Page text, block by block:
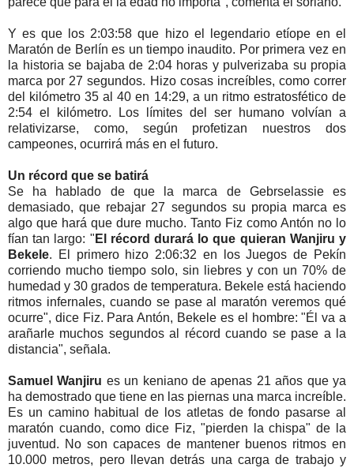
Y es que los 2:03:58 que hizo el legendario etíope en el
Maratón de Berlín es un tiempo inaudito. Por primera vez en
la historia se bajaba de 2:04 horas y pulverizaba su propia
marca por 27 segundos. Hizo cosas increíbles, como correr
del kilómetro 35 al 40 en 14:29, a un ritmo estratosfético de
2:54 el kilómetro. Los límites del ser humano volvían a
relativizarse, como, según profetizan nuestros dos
campeones, ocurrirá más en el futuro.
Un récord que se batirá
Se ha hablado de que la marca de Gebrselassie es
demasiado, que rebajar 27 segundos su propia marca es
algo que hará que dure mucho. Tanto Fiz como Antón no lo
fían tan largo: " El récord durará lo que quieran Wanjiru y
Bekele. El primero hizo 2:06:32 en los Juegos de Pekín
corriendo mucho tiempo solo, sin liebres y con un 70% de
humedad y 30 grados de temperatura. Bekele está haciendo
ritmos infernales, cuando se pase al maratón veremos qué
ocurre", dice Fiz. Para Antón, Bekele es el hombre: "Él va a
arañarle muchos segundos al récord cuando se pase a la
distancia", señala.
Samuel Wanjiru es un keniano de apenas 21 años que ya
ha demostrado que tiene en las piernas una marca increíble.
Es un camino habitual de los atletas de fondo pasarse al
maratón cuando, como dice Fiz, "pierden la chispa" de la
juventud. No son capaces de mantener buenos ritmos en
10.000 metros, pero llevan detrás una carga de trabajo y